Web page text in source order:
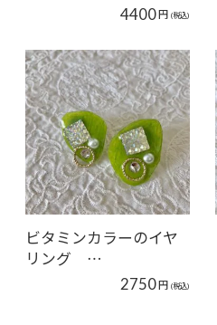
4400円 (税込)
ビタミンカラーのイヤ
リング …
2750円 (税込)